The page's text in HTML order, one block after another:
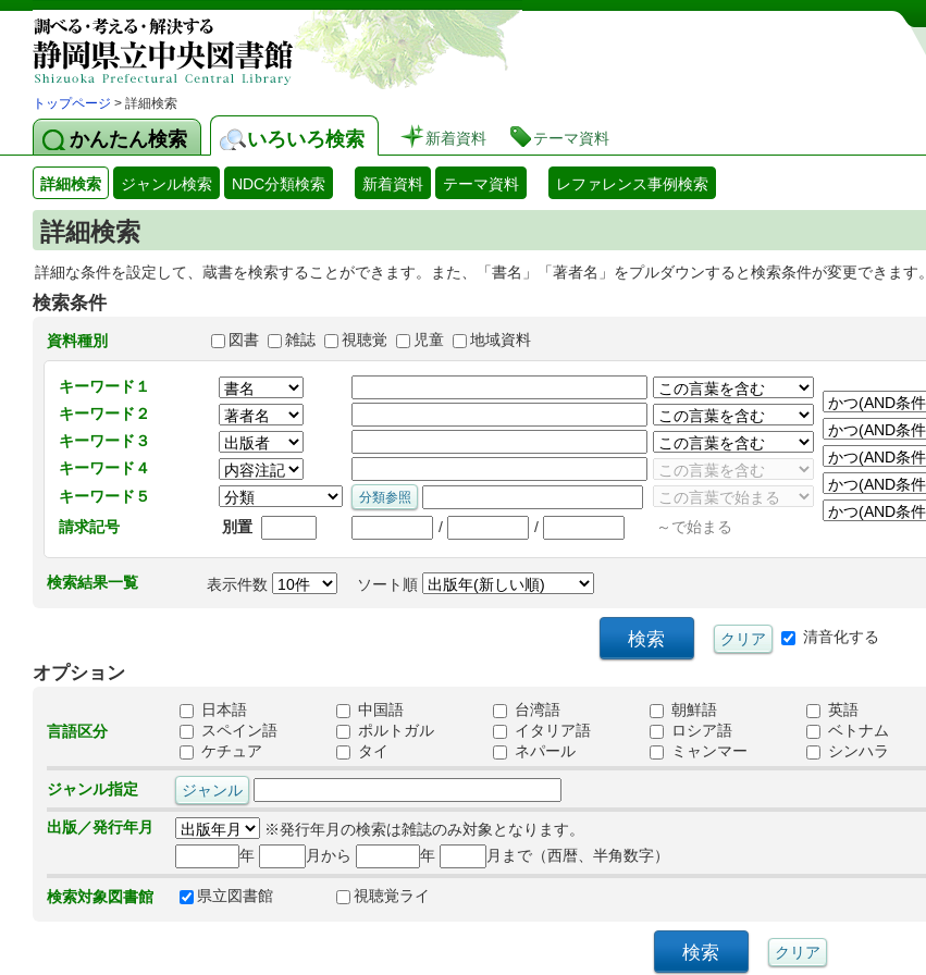
静岡県立図書館 蔵書検索・予約システム
トップページ > 詳細検索
かんたん検索 いろいろ検索 新着資料 テーマ資料
詳細検索 ジャンル検索 NDC分類検索 新着資料 テーマ資料 レファレンス事例検索
詳細検索
詳細な条件を設定して、蔵書を検索することができます。また、「書名」「著者名」をプルダウンすると検索条件が変更できます。
検索条件
資料種別 図書 雑誌 視聴覚 児童 地域資料
キーワード１
キーワード２
キーワード３
キーワード４
キーワード５
請求記号
別置 / / ～で始まる
検索結果一覧 表示件数 ソート順
清音化する
オプション
言語区分
日本語 中国語 台湾語 朝鮮語 英語
スペイン語
ポルトガル イタリア語 ロシア語 ベトナム
ケチュア
タイ ネパール ミャンマー シンハラ
ジャンル指定
出版／発行年月
※発行年月の検索は雑誌のみ対象となります。
年
月から 年 月まで（西暦、半角数字）
検索対象図書館 県立図書館 視聴覚ライ